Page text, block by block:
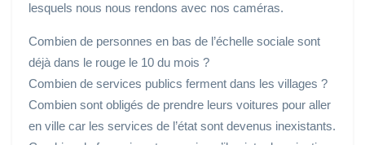
lesquels nous nous rendons avec nos caméras.
Combien de personnes en bas de l’échelle sociale sont
déjà dans le rouge le 10 du mois ?
Combien de services publics ferment dans les villages ?
Combien sont obligés de prendre leurs voitures pour aller
en ville car les services de l’état sont devenus inexistants.